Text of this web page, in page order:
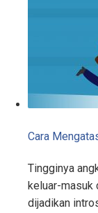
Cara
Tingginya
keluar-masuk
dijadikan